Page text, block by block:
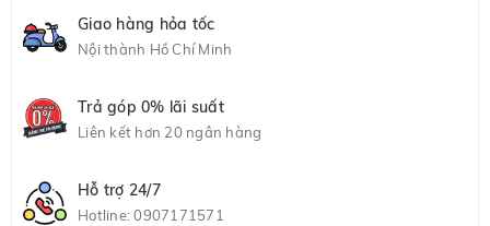
Giao hàng hỏa tốc
Nội thành Hồ Chí Minh
Trả góp 0% lãi suất
Liên kết hơn 20 ngân hàng
Hỗ trợ 24/7
Hotline:0907171571